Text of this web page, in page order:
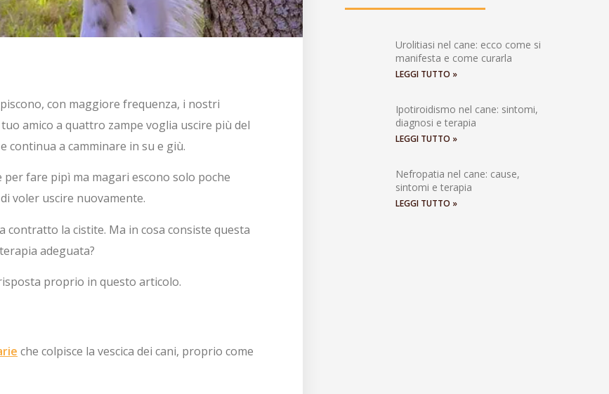
con maggiore frequenza, i nostri
amico a quattro zampe voglia uscire più del
a camminare in su e giù.
fare pipì ma magari escono solo poche
voler uscire nuovamente.
contratto la cistite. Ma in cosa consiste questa
adeguata?
proprio in questo articolo.
che colpisce la vescica dei cani, proprio come
Urolitiasi nel cane: ecco come si
manifesta e come curarla
LEGGI TUTTO »
Ipotiroidismo nel cane: sintomi,
diagnosi e terapia
LEGGI TUTTO »
Nefropatia nel cane: cause,
sintomi e terapia
LEGGI TUTTO »